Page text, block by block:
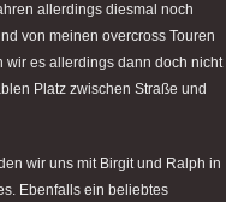
allerdings diesmal noch
von meinen overcross Touren
wir es allerdings dann doch nicht
Platz zwischen Straße und
wir uns mit Birgit und Ralph in
Ebenfalls ein beliebtes